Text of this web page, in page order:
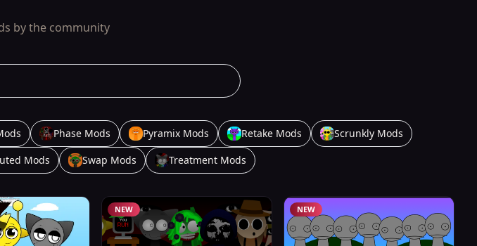
by the community
Phase Mods Pyramix Mods Retake Mods
Scrunkly Mods
Mods Swap Mods Treatment Mods
NEW NEW